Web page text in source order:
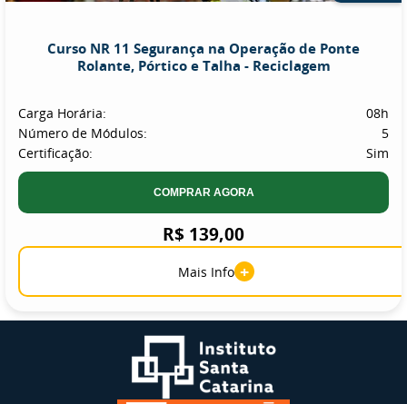
Curso NR 11 Segurança na Operação de Ponte
Rolante, Pórtico e Talha - Reciclagem
Carga Horária:
08h
Número de Módulos:
5
Certificação:
Sim
COMPRAR AGORA
R$ 139,00
Mais Info +